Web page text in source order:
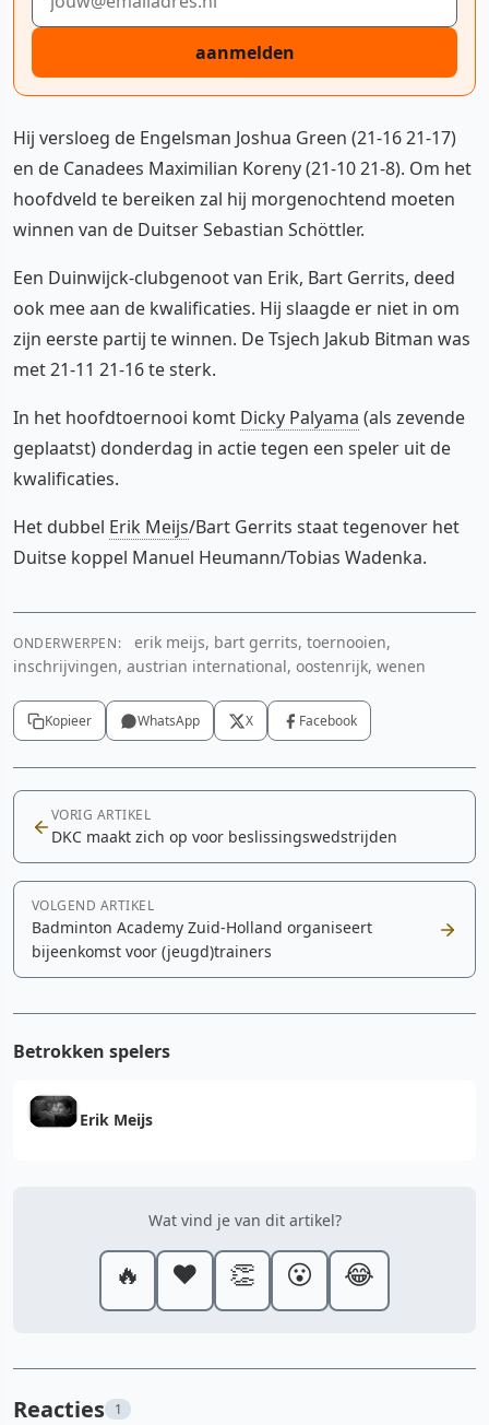
aanmelden
Hij versloeg de Engelsman Joshua Green (21-16 21-17)
en de Canadees Maximilian Koreny (21-10 21-8). Om het
hoofdveld te bereiken zal hij morgenochtend moeten
winnen van de Duitser Sebastian Schöttler.
Een Duinwijck-clubgenoot van Erik, Bart Gerrits, deed
ook mee aan de kwalificaties. Hij slaagde er niet in om
zijn eerste partij te winnen. De Tsjech Jakub Bitman was
met 21-11 21-16 te sterk.
In het hoofdtoernooi komt Dicky Palyama (als zevende
geplaatst) donderdag in actie tegen een speler uit de
kwalificaties.
Het dubbel Erik Meijs/Bart Gerrits staat tegenover het
Duitse koppel Manuel Heumann/Tobias Wadenka.
ONDERWERPEN:
erik meijs, bart gerrits, toernooien,
inschrijvingen, austrian international, oostenrijk, wenen
Kopieer WhatsApp X Facebook
VORIG ARTIKEL
DKC maakt zich op voor beslissingswedstrijden
VOLGEND ARTIKEL
Badminton Academy Zuid-Holland organiseert
bijeenkomst voor (jeugd)trainers
Betrokken spelers
Erik Meijs
Wat vind je van dit artikel?
🔥 ❤️ 👏 😮 😂
Reacties 1